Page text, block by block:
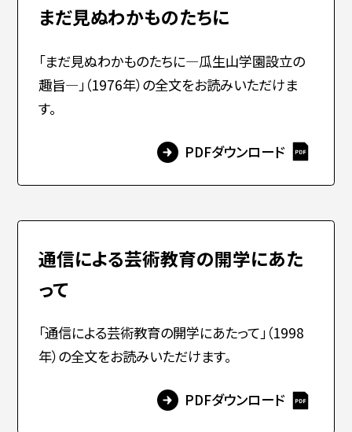
通信教育部
（公開講座）
まだ見ぬわかものたちに
「まだ見ぬわかものたちに―瓜生山学園設立の
趣旨―」（1976年）の全文をお読みいただけま
す。
PDFダウンロード
通信による芸術教育の開学にあた
って
「通信による芸術教育の開学にあたって」（1998
年）の全文をお読みいただけます。
PDFダウンロード